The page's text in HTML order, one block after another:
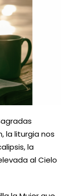
la liturgia nos
la
al Cielo